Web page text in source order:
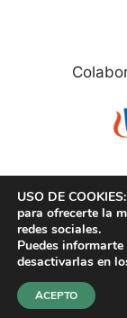
© Copyright
USO DE
para ofrecerte la
redes sociales.
Puedes
desactivarlas en
ACEPTO